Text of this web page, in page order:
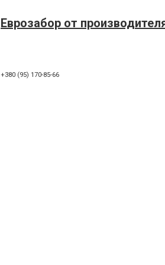
Еврозабор от
+380 (95) 170-85-66